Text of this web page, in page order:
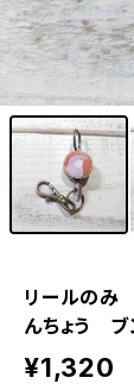
リールの
んちょう ブ
¥1,320